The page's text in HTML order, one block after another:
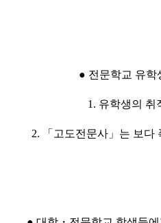
● 전문학교 유학
1. 유학생의 취
2. 「고도전문사」는 보다